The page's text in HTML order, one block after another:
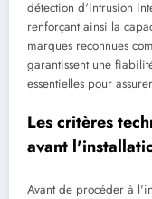
détection d'intrusion
renforçant ainsi la
marques reconnues
garantissent une
essentielles pour
Les critères
avant
Avant de procéder à